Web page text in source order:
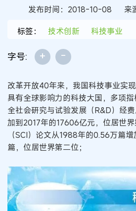
发布时间：2018-10-08
来
标签：
技术创新 科技事业
字号: + -
改革开放40年来，我国科技事业实
具有全球影响力的科技大国，多项
全社会研究与试验发展（R&D）经
加到2017年的17606亿元，位居世
（SCI）论文从1988年的0.56万篇
篇，位居世界第二位；